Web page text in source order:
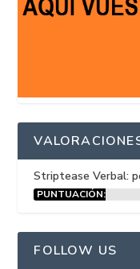
Striptease Verbal:
PUNTUACIÓN:
FOLLOW US